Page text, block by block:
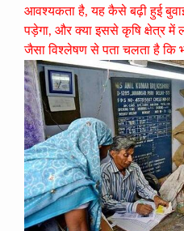
आवश्यकता है, यह कैसे बढ़ी हुई
पड़ेगा, और क्या इससे कृषि क्षेत्र में
जैसाविश्लेषण से पता चलता है कि